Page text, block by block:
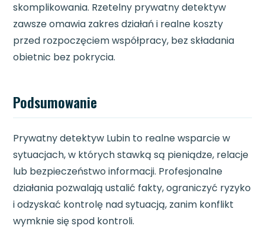
skomplikowania. Rzetelny prywatny detektyw
zawsze omawia zakres działań i realne koszty
przed rozpoczęciem współpracy, bez składania
obietnic bez pokrycia.
Podsumowanie
Prywatny detektyw Lubin to realne wsparcie w
sytuacjach, w których stawką są pieniądze, relacje
lub bezpieczeństwo informacji. Profesjonalne
działania pozwalają ustalić fakty, ograniczyć ryzyko
i odzyskać kontrolę nad sytuacją, zanim konflikt
wymknie się spod kontroli.